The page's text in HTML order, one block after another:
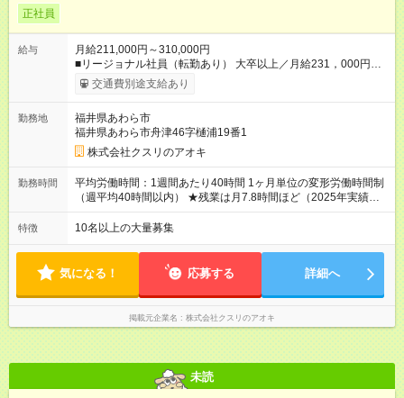
正社員
給与
月給211,000円～310,000円
■リージョナル社員（転勤あり） 大卒以上／月給231，000円～
310，000円 高卒以上／月給211，000円～310，000円 ★エリア
手当（石川県、富山県、福井県、岐阜県、群馬県、茨城県 月1
種手当あり ★登録販売者資格保持者への月1万円支給を含む（実
務経験がない方にも同額を支給） ※ただし、短時間勤務・早番
固定社員は当社規定に従い額が変動 ＝＝＝＝＝＝＝＝＝＝＝＝
＝＝ ★職務給制度で実力次第で収入アップ！ 職務内容に応じて
給与が支払われ、昇格試験なく役職に就いた時点で年収がUPす
る制度です。 約4割の社員が入社3年目で店長に就いています。
交通費別途支給あり
勤務地
福井県あわら市
福井県あわら市舟津46字樋浦19番1
株式会社クスリのアオキ
勤務時間
平均労働時間：1週間あたり40時間 1ヶ月単位の変形労働時間制
（週平均40時間以内） ★残業は月7.8時間ほど（2025年実績）
＜店舗の基本営業時間＞ 9時～22時 ※勤務時間は店舗により異
なります。 ＜シフト例＞ 早番：8時00分～17時00分 中番：11
1ヶ月単位の変形労働時間制（週平均40時間以内） ★残業は月
7.8時間ほど（2025年実績） ＜店舗の基本営業時間＞ 9時～22
時 ※勤務時間は店舗により異なります。 ＜シフト例＞ 早番：8
時00分～17時00分 中番：11時～20時 遅番：13時～22時
特徴 10名以上の大量募集
気になる！ 応募する 詳細へ
掲載元企業名 株式会社クスリのアオキ
未読